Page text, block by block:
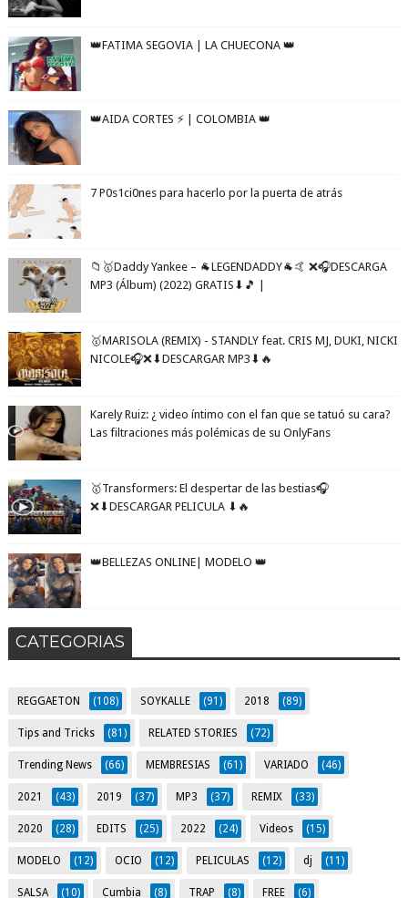
👑FATIMA SEGOVIA | LA CHUECONA 👑
👑AIDA CORTES ⚡️ | COLOMBIA 👑
7 P0s1ci0nes para hacerlo por la puerta de atrás
📁🥇Daddy Yankee – 🐐LEGENDADDY🐐🤙 ❌🎧DESCARGA
MP3 (Álbum) (2022) GRATIS⬇🎵 |
🥇MARISOLA (REMIX) - STANDLY feat. CRIS MJ, DUKI, NICKI
NICOLE🎧❌⬇DESCARGAR MP3⬇🔥
Karely Ruiz: ¿ video íntimo con el fan que se tatuó su cara?
Las filtraciones más polémicas de su OnlyFans
🥇Transformers: El despertar de las bestias🎧
❌⬇DESCARGAR PELICULA ⬇🔥
👑BELLEZAS ONLINE| MODELO 👑
CATEGORIAS
REGGAETON (108) SOYKALLE (91) 2018 (89)
Tips and Tricks (81) RELATED STORIES (72)
Trending News (66) MEMBRESIAS (61) VARIADO (46)
2021 (43) 2019 (37) MP3 (37) REMIX (33)
2020 (28) EDITS (25) 2022 (24) Videos (15)
MODELO (12) OCIO (12) PELICULAS (12) dj (11)
SALSA (10) Cumbia (8) TRAP (8) FREE (6)